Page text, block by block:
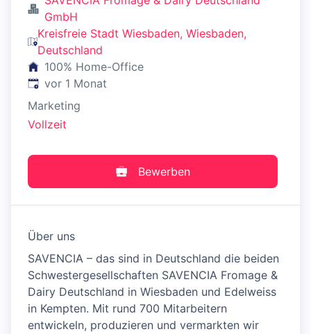
GmbH
Kreisfreie Stadt Wiesbaden, Wiesbaden,
Deutschland
100% Home-Office
Veröffentlicht:
vor 1 Monat
Marketing
Vollzeit
Bewerben
Über uns
SAVENCIA – das sind in Deutschland die beiden
Schwestergesellschaften SAVENCIA Fromage &
Dairy Deutschland in Wiesbaden und Edelweiss
in Kempten. Mit rund 700 Mitarbeitern
entwickeln, produzieren und vermarkten wir